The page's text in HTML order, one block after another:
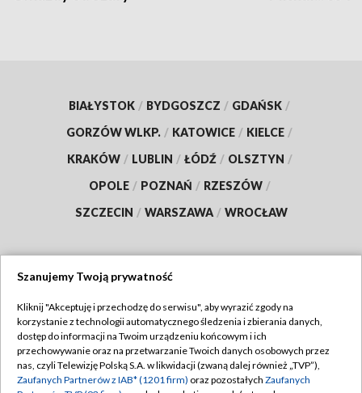
BIAŁYSTOK / BYDGOSZCZ / GDAŃSK /
GORZÓW WLKP. / KATOWICE / KIELCE /
KRAKÓW / LUBLIN / ŁÓDŹ / OLSZTYN /
OPOLE / POZNAŃ / RZESZÓW /
SZCZECIN / WARSZAWA / WROCŁAW
TVP
Abonament TVP
Emisja w TVP
Regulamin TVP
Polityka prywatności
Szanujemy Twoją prywatność
Kliknij "Akceptuję i przechodzę do serwisu", aby wyrazić zgody na
korzystanie z technologii automatycznego śledzenia i zbierania danych,
dostęp do informacji na Twoim urządzeniu końcowym i ich
przechowywanie oraz na przetwarzanie Twoich danych osobowych przez
nas, czyli Telewizję Polską S.A. w likwidacji (zwaną dalej również „TVP”),
Zaufanych Partnerów z IAB* (1201 firm) oraz pozostałych Zaufanych